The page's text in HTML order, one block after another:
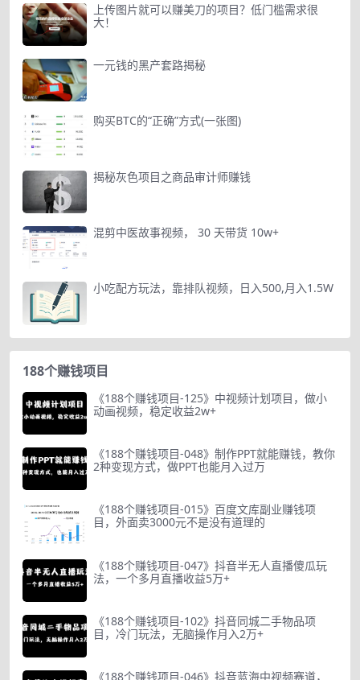
上传图片就可以赚美刀的项目？低门槛需求很
大！
一元钱的黑产套路揭秘
购买BTC的“正确”方式(一张图)
揭秘灰色项目之商品审计师赚钱
混剪中医故事视频， 30 天带货 10w+
小吃配方玩法，靠排队视频，日入500,月入1.5W
188个赚钱项目
《188个赚钱项目-125》中视频计划项目，做小
动画视频，稳定收益2w+
《188个赚钱项目-048》制作PPT就能赚钱，教你
2种变现方式，做PPT也能月入过万
《188个赚钱项目-015》百度文库副业赚钱项
目，外面卖3000元不是没有道理的
《188个赚钱项目-047》抖音半无人直播傻瓜玩
法，一个多月直播收益5万+
《188个赚钱项目-102》抖音同城二手物品项
目，冷门玩法，无脑操作月入2万+
《188个赚钱项目-046》抖音蓝海中视频赛道，